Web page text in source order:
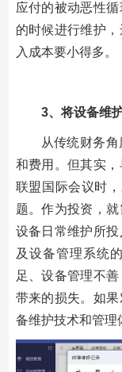
应付的被动恶性
的时候进行维护
入成本要小得多。
3、将设备维
从传统财务
和费用。但其实
联盟国际会议时
题。作为投资，
设备日常维护所
及设备管理系统
足、设备管理不
带来的损失。如
备维护技术和管理